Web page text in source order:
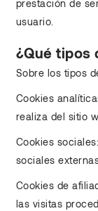
prestación de
usuario.
¿Qué tipos
Sobre los tipos
Cookies
realiza del sitio
Cookies
sociales
Cookies de
las visitas